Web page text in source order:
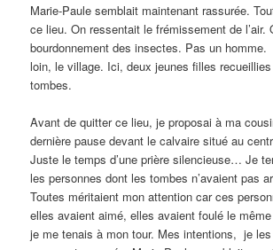
Marie-Paule semblait maintenant rassurée.
ce lieu. On ressentait le frémissement de l’air.
bourdonnement des insectes. Pas un
loin, le village. Ici, deux jeunes filles
tombes.
Avant de quitter ce lieu, je proposai à ma
dernière pause devant le calvaire situé au
Juste le temps d’une prière silencieuse… Je
les personnes dont les tombes n’avaient pas
Toutes méritaient mon attention car ces
elles avaient aimé, elles avaient foulé le
je me tenais à mon tour. Mes intentions, je